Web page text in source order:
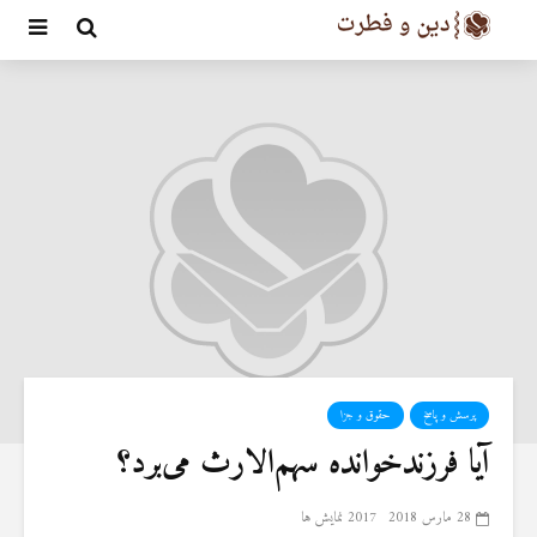
پرسش و پاسخ حقوق و جزا
آیا فرزندخوانده سهم‌الارث می‌برد؟
28 مارس 2018 2017 نمایش ها